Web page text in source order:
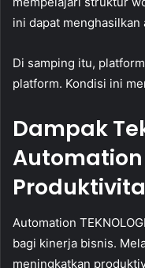
ini dapat menghasilkan
Di samping itu,
platform. Kondisi ini
Dampak
Automation
bagi kinerja bisnis.
meningkatkan